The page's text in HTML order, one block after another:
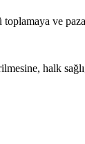
ve
halk